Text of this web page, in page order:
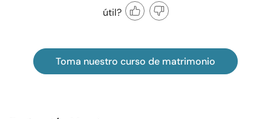
útil?
Toma nuestro curso de matrimonio